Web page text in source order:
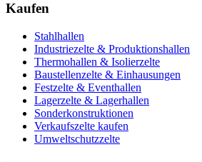
Kaufen
Stahlhallen
Industriezelte & Produktionshallen
Thermohallen & Isolierzelte
Baustellenzelte & Einhausungen
Festzelte & Eventhallen
Lagerzelte & Lagerhallen
Sonderkonstruktionen
Verkaufszelte kaufen
Umweltschutzzelte